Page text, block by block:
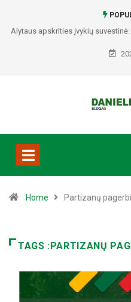
Alytaus apskrities įvykių
– policijos gaudynės,
Home Partizanų
TAGS :PARTIZANŲ